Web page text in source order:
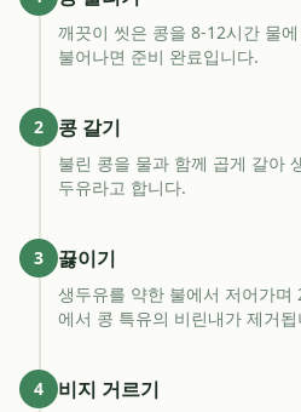
깨끗이 씻은 콩을 8-12시간 물
불어나면 준비 완료입니다.
2 콩 갈기
불린 콩을 물과 함께 곱게 갈아
두유라고 합니다.
3 끓이기
생두유를 약한 불에서 저어가
에서 콩 특유의 비린내가 제거됩
4 비지 거르기